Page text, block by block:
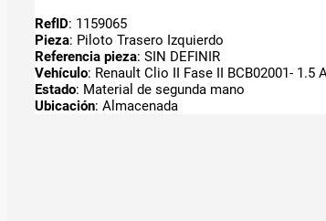
RefID: 1159065
Pieza: Piloto Trasero Izquierdo
Referencia pieza: SIN DEFINIR
Vehículo: Renault Clio II Fase II BCB02001- 1.5
Estado: Material de segunda mano
Ubicación: Almacenada